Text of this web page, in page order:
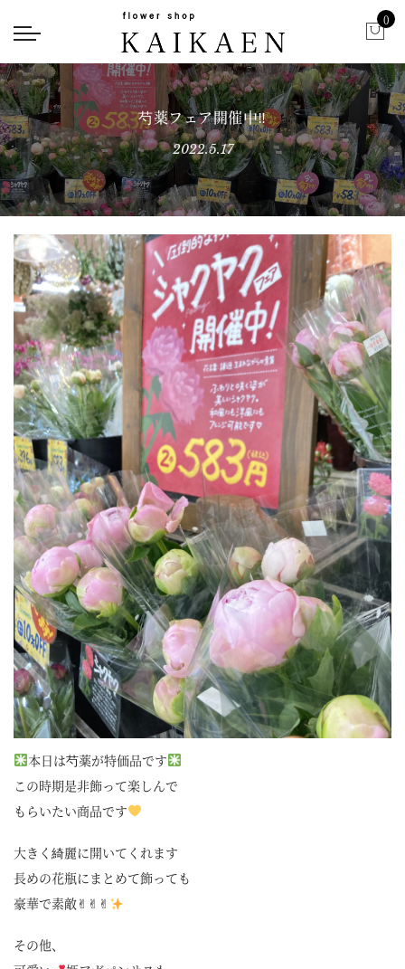
0
芍薬フェア開催中‼︎
2022.5.17
本日は芍薬が特価品です
この時期是非飾って楽しんで
もらいたい商品です
大きく綺麗に開いてくれます
長めの花瓶にまとめて飾っても
豪華で素敵✌︎✌︎✌︎
その他、